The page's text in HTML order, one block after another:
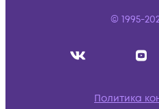
© 1995-
Политика